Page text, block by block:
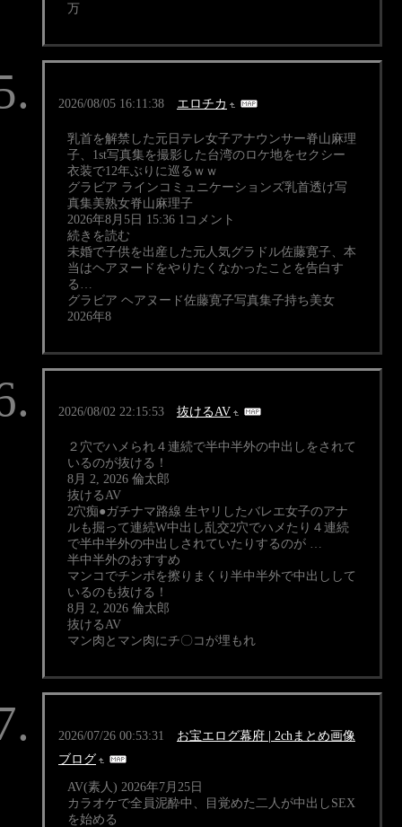
万
2026/08/05 16:11:38 エロチカ
乳首を解禁した元日テレ女子アナウンサー脊山麻理
子、1st写真集を撮影した台湾のロケ地をセクシー
衣装で12年ぶりに巡るｗｗ
グラビア ラインコミュニケーションズ乳首透け写
真集美熟女脊山麻理子
2026年8月5日 15:36 1コメント
続きを読む
未婚で子供を出産した元人気グラドル佐藤寛子、本
当はヘアヌードをやりたくなかったことを告白す
る…
グラビア ヘアヌード佐藤寛子写真集子持ち美女
2026年8
2026/08/02 22:15:53 抜けるAV
２穴でハメられ４連続で半中半外の中出しをされて
いるのが抜ける！
8月 2, 2026 倫太郎
抜けるAV
2穴痴●ガチナマ路線 生ヤリしたバレエ女子のアナ
ルも掘って連続W中出し乱交2穴でハメたり４連続
で半中半外の中出しされていたりするのが …
半中半外のおすすめ
マンコでチンポを擦りまくり半中半外で中出しして
いるのも抜ける！
8月 2, 2026 倫太郎
抜けるAV
マン肉とマン肉にチ〇コが埋もれ
2026/07/26 00:53:31
お宝エログ幕府 | 2chまとめ画像
ブログ
AV(素人) 2026年7月25日
カラオケで全員泥酔中、目覚めた二人が中出しSEX
を始める